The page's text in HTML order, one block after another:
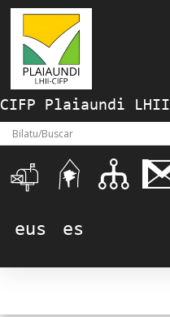
CIFP Plaiaundi LHII
eus es